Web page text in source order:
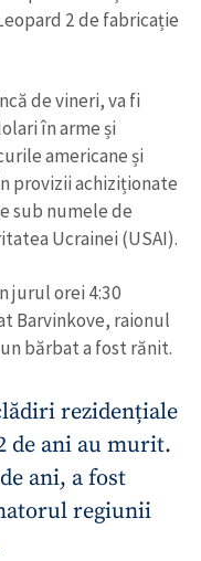
2 de fabricație
de vineri, va fi
în arme și
americane și
provizii achiziționate
sub numele de
Ucrainei (USAI).
jurul orei 4:30
Barvinkove, raionul
bărbat a fost rănit.
rezidențiale
de ani au murit.
ani, a fost
regiunii